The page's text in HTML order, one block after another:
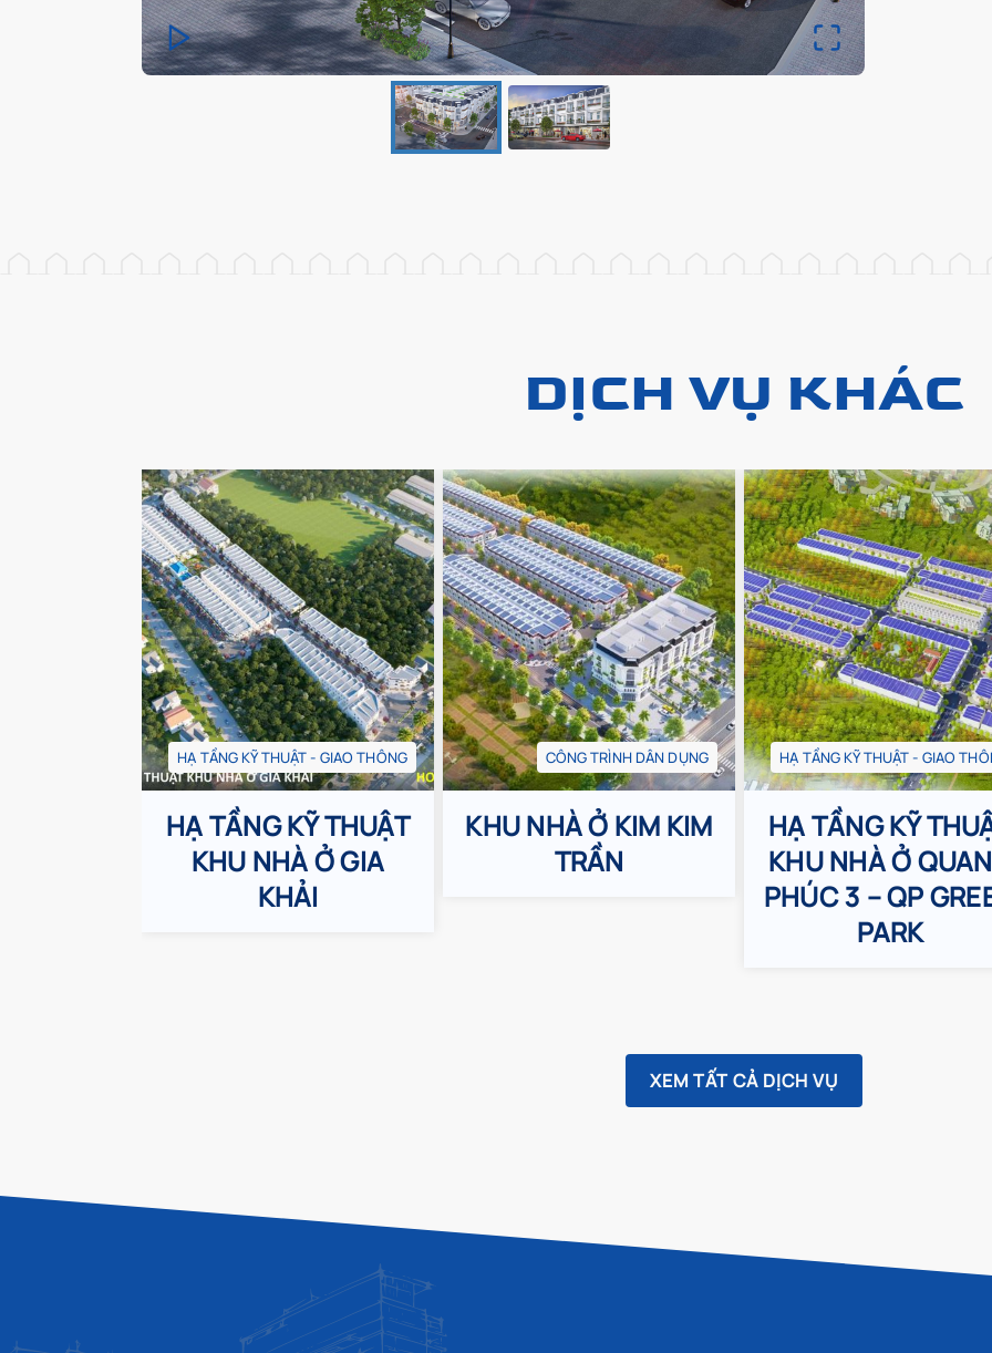
DỊCH VỤ KHÁC
HẠ TẦNG KỸ THUẬT - GIAO THÔNG
HẠ TẦNG KỸ THUẬT
KHU NHÀ Ở GIA
KHẢI
CÔNG TRÌNH DÂN DỤNG
KHU NHÀ Ở KIM KIM
TRẦN
HẠ TẦNG KỸ THUẬT - GIAO
HẠ TẦNG KỸ
KHU NHÀ Ở
PHÚC 3 – QP
PARK
XEM TẤT CẢ DỊCH VỤ